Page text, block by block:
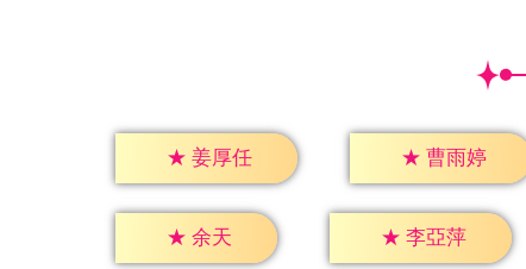
★ 姜厚任 ★ 曹雨婷
★ 余天 ★ 李亞萍